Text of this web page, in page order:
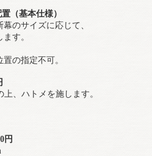
（基本仕様）
のサイズに応じて、
す。
の指定不可。
、ハトメを施します。
円